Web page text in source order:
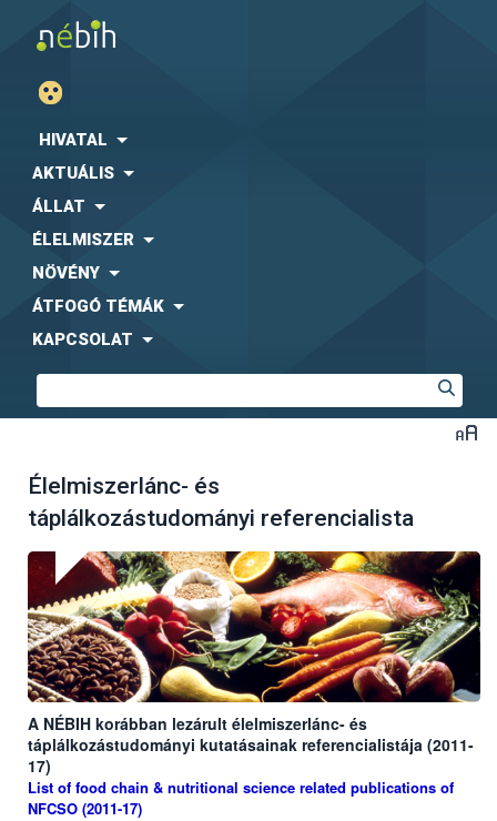
HIVATAL
AKTUÁLIS
ÁLLAT
ÉLELMISZER
NÖVÉNY
ÁTFOGÓ TÉMÁK
KAPCSOLAT
Élelmiszerlánc- és
táplálkozástudományi referencialista
A NÉBIH korábban lezárult élelmiszerlánc- és
táplálkozástudományi kutatásainak referencialistája (2011-
17)
List of food chain & nutritional science related publications of
NFCSO (2011-17)